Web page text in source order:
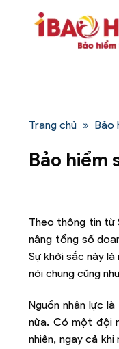
Trang chủ » Bảo
Bảo hiểm
Theo thông tin từ
nâng tổng số
Sự khởi sắc này
nói chung cũng
Nguồn nhân lực
nữa. Có một đội
nhiên, ngay cả